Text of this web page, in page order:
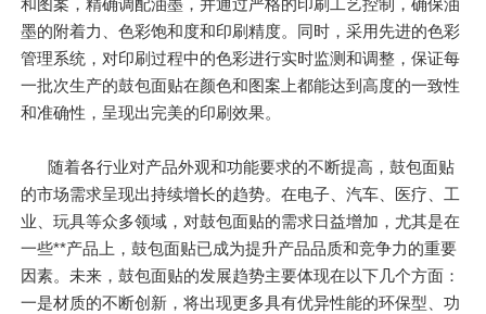
墨的附着力、色彩饱和度和印刷精度。同时，采用先进的色彩
管理系统，对印刷过程中的色彩进行实时监测和调整，保证每
一批次生产的鼓包面贴在颜色和图案上都能达到高度的一致性
和准确性，呈现出完美的印刷效果。
随着各行业对产品外观和功能要求的不断提高，鼓包面贴
的市场需求呈现出持续增长的趋势。在电子、汽车、医疗、工
业、玩具等众多领域，对鼓包面贴的需求日益增加，尤其是在
一些**产品上，鼓包面贴已成为提升产品品质和竞争力的重要
因素。未来，鼓包面贴的发展趋势主要体现在以下几个方面：
一是材质的不断创新，将出现更多具有优异性能的环保型、功